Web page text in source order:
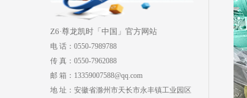
Z6·尊龙凯时「中国」官方网站
电 话：0550-7989788
传 真：0550-7962088
邮 箱：13359007588@qq.com
地 址：安徽省滁州市天长市永丰镇工业园区